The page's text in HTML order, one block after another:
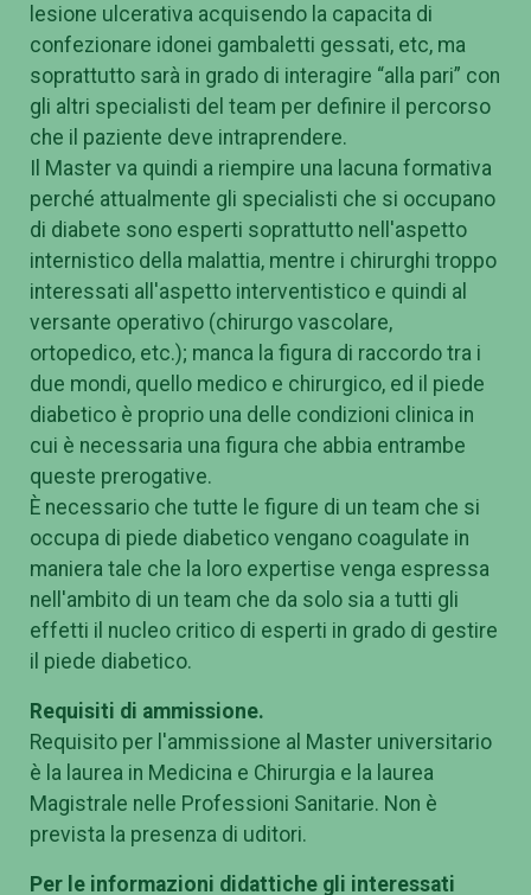
lesione ulcerativa acquisendo la capacita di
confezionare idonei gambaletti gessati, etc, ma
soprattutto sarà in grado di interagire “alla pari” con
gli altri specialisti del team per definire il percorso
che il paziente deve intraprendere.
Il Master va quindi a riempire una lacuna formativa
perché attualmente gli specialisti che si occupano
di diabete sono esperti soprattutto nell'aspetto
internistico della malattia, mentre i chirurghi troppo
interessati all'aspetto interventistico e quindi al
versante operativo (chirurgo vascolare,
ortopedico, etc.); manca la figura di raccordo tra i
due mondi, quello medico e chirurgico, ed il piede
diabetico è proprio una delle condizioni clinica in
cui è necessaria una figura che abbia entrambe
queste prerogative.
È necessario che tutte le figure di un team che si
occupa di piede diabetico vengano coagulate in
maniera tale che la loro expertise venga espressa
nell'ambito di un team che da solo sia a tutti gli
effetti il nucleo critico di esperti in grado di gestire
il piede diabetico.
Requisiti di ammissione.
Requisito per l'ammissione al Master universitario
è la laurea in Medicina e Chirurgia e la laurea
Magistrale nelle Professioni Sanitarie. Non è
prevista la presenza di uditori.
Per le informazioni didattiche gli interessati